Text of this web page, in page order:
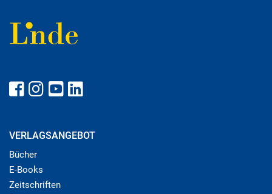
VERLAGSANGEBOT
Bücher
E-Books
Zeitschriften